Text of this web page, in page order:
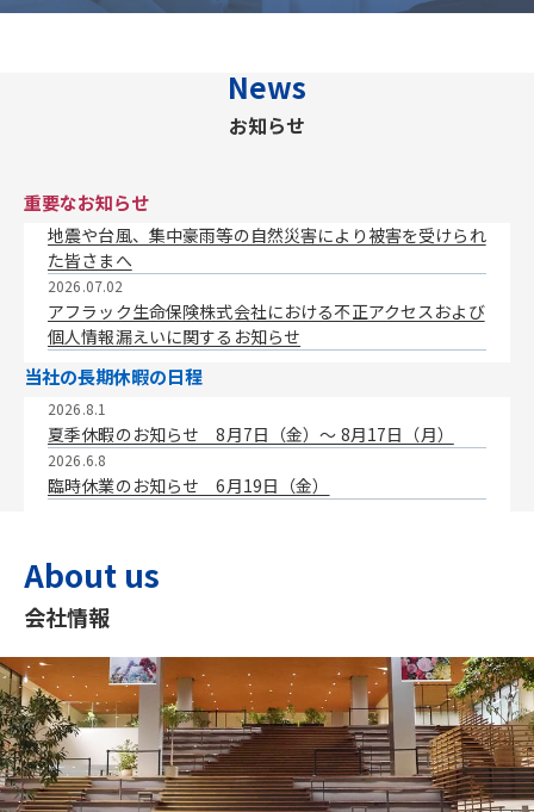
News
お知らせ
重要なお知らせ
地震や台風、集中豪雨等の自然災害により被害を受けられ
た皆さまへ
2026.07.02
アフラック生命保険株式会社における不正アクセスおよび
個人情報漏えいに関するお知らせ
当社の長期休暇の日程
2026.8.1
夏季休暇のお知らせ 8月7日（金）〜 8月17日（月）
2026.6.8
臨時休業のお知らせ 6月19日（金）
About us
会社情報